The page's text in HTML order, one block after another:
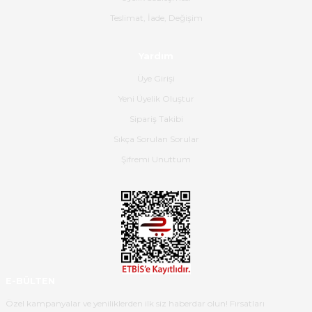
Gerçekten harika ve etkileyici
Hızlı bir şekilde elimize ulaştı
ulaştı.Ürünün paketlenmesi
gayet başarılı hasarsız bir şekilde
teslim aldım. Bu konudaki
hassasiyetleri ve Ürünün kalitesi
Teslimat, İade, Değişim
Üye Girişi
Yeni Üyelik Oluştur
Sipariş Takibi
Sıkça Sorulan Sorular
Şifremi Unuttum
Özel kampanyalar ve yeniliklerden ilk siz haberdar olun! Fırsatları